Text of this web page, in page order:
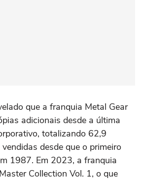
que a franquia Metal Gear
adicionais desde a última
totalizando 62,9
desde que o primeiro
1987. Em 2023, a franquia
Collection Vol. 1, o que